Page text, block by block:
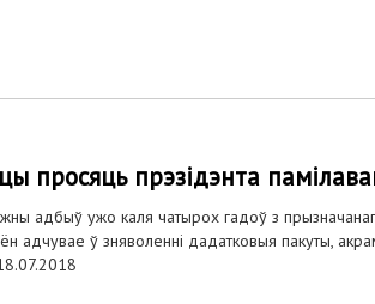
просяць прэзідэнта
адбыў ужо каля чатырох гадоў з
ён адчувае ў зняволенні дадатковыя пакуты,